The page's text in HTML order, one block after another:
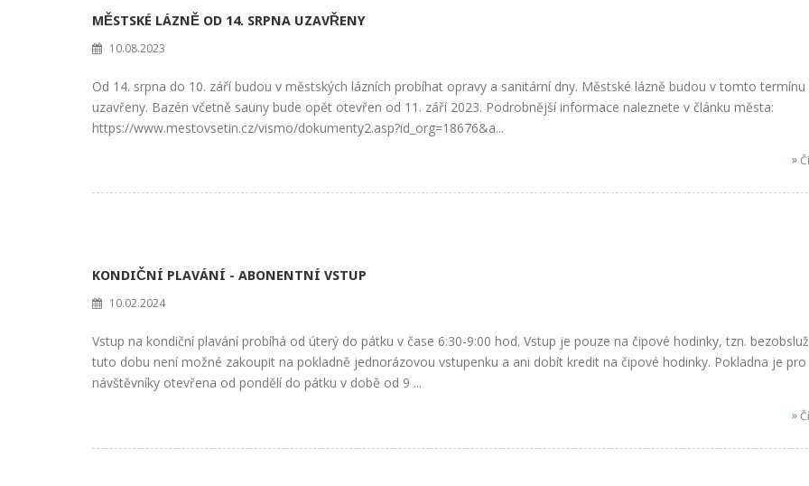
MĚSTSKÉ LÁZNĚ OD 14. SRPNA UZAVŘENY
10.08.2023
Od 14. srpna do 10. září budou v městských lázních probíhat opravy a sanitární dny. Městské lázně budou v tomto termínu
uzavřeny. Bazén včetně sauny bude opět otevřen od 11. září 2023. Podrobnější informace naleznete v článku města:
https://www.mestovsetin.cz/vismo/dokumenty2.asp?id_org=18676&a...
»
KONDIČNÍ PLAVÁNÍ - ABONENTNÍ VSTUP
10.02.2024
Vstup na kondiční plavání probíhá od úterý do pátku v čase 6:30-9:00 hod. Vstup je pouze na čipové hodinky, tzn.
tuto dobu není možné zakoupit na pokladně jednorázovou vstupenku a ani dobít kredit na čipové hodinky. Pokladna je pro
návštěvníky otevřena od pondělí do pátku v době od 9 ...
»